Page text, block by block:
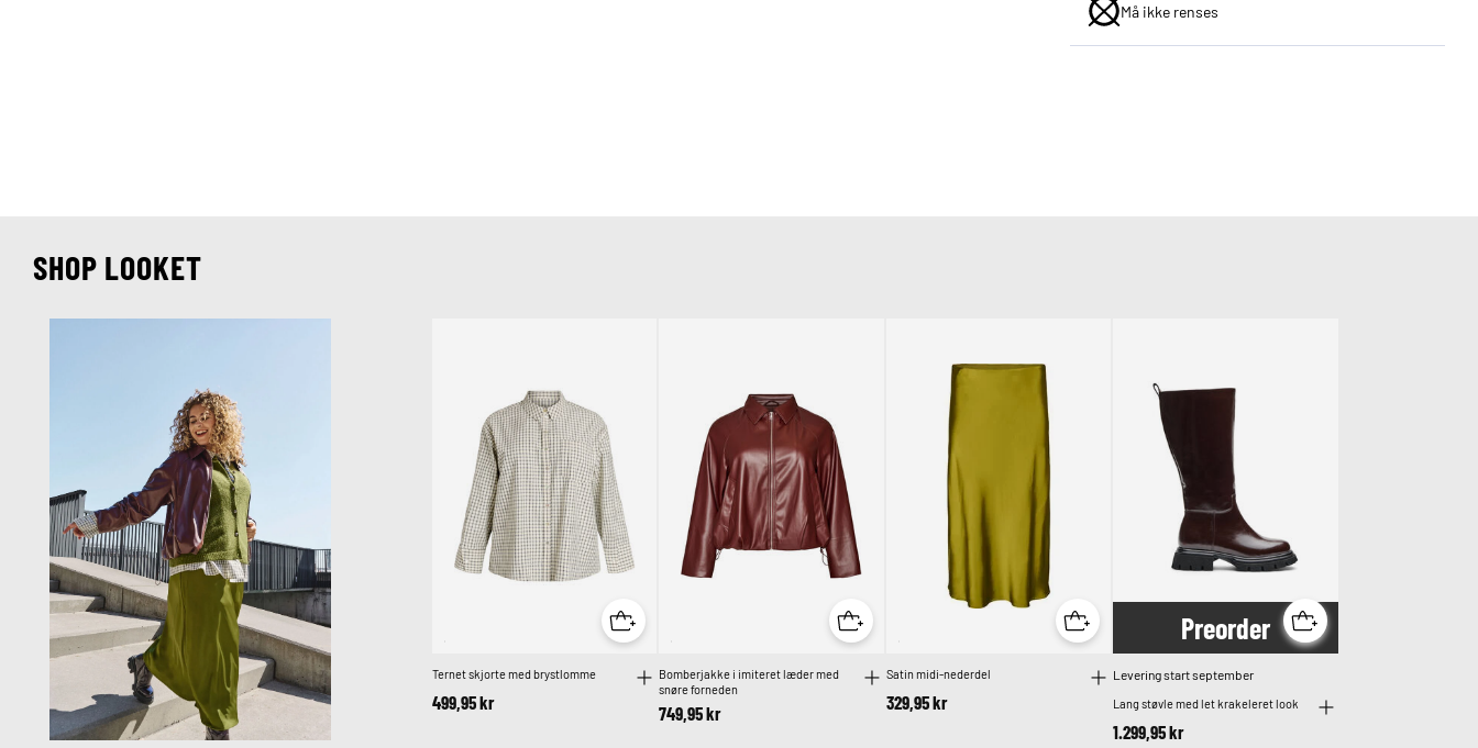
Må ikke renses
SHOP LOOKET
Ternet skjorte med brystlomme
499,95 kr
Bomberjakke i imiteret læder med
snøre forneden
749,95 kr
Satin midi-nederdel
329,95 kr
Preorder
Levering start september
Lang støvle med let krakeleret look
1.299,95 kr